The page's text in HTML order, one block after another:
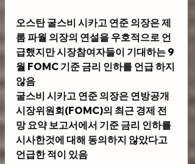
오스탄 굴스비 시카고 연준 의장은 제
롬 파월 의장의 연설을 우호적으로 언
급했지만 시장참여자들이 기대하는 9
월 FOMC 기준 금리 인하를 언급 하지
않음
굴스비 시카고 연준 의장은 연방공개
시장위원회(FOMC)의 최근 경제 전
망 요약 보고서에서 기준 금리 인하를
시사한것에 대해 동의하지 않았다고
언급한 적이 있음